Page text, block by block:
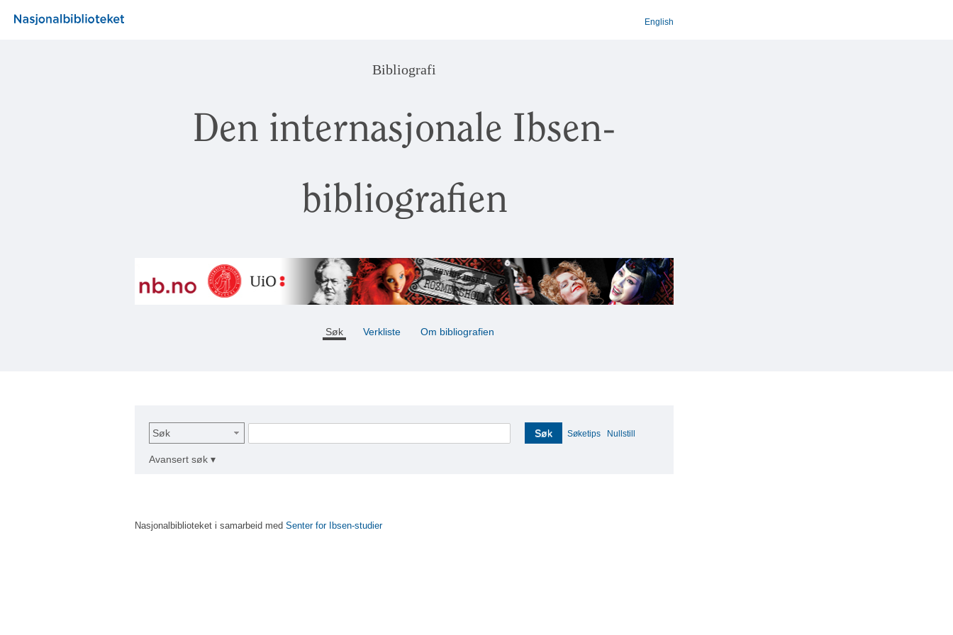
English
Bibliografi
Den internasjonale Ibsen-
bibliografien
Søk Verkliste Om bibliografien
Søk Søk Søketips Nullstill
Avansert søk ▾
Nasjonalbiblioteket i samarbeid med Senter for Ibsen-studier